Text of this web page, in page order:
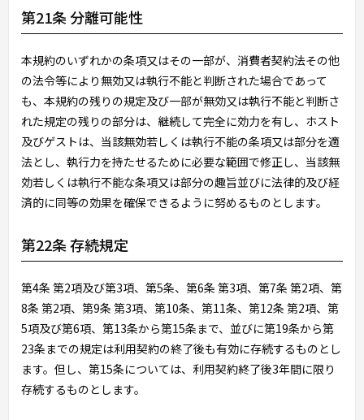
第21条 分離可能性
本規約のいずれかの条項又はその一部が、消費者契約法その他
の法令等により無効又は執行不能と判断された場合であって
も、本規約の残りの規定及び一部が無効又は執行不能と判断さ
れた規定の残りの部分は、継続して完全に効力を有し、ホスト
及びゲストは、当該無効若しくは執行不能の条項又は部分を適
法とし、執行力を持たせるために必要な範囲で修正し、当該無
効若しくは執行不能な条項又は部分の趣旨並びに法律的及び経
済的に同等の効果を確保できるように努めるものとします。
第22条 存続規定
第4条 第2項及び第3項、第5条、第6条 第3項、第7条 第2項、第
8条 第2項、第9条 第3項、第10条、第11条、第12条 第2項、第
5項及び第6項、第13条から第15条まで、並びに第19条から第
23条までの規定は利用契約の終了後も有効に存続するものとし
ます。但し、第15条については、利用契約終了後3年間に限り
存続するものとします。